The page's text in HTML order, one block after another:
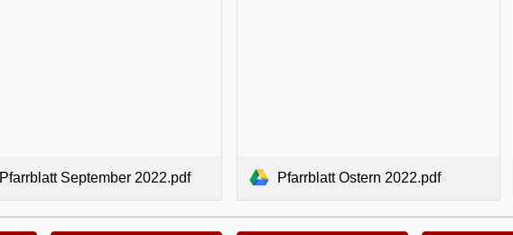
Pfarrblatt September 2022.pdf Pfarrblatt Ostern 2022.pdf